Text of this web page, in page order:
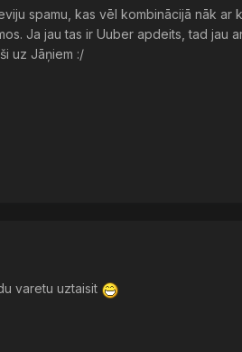
spamu, kas vēl kombinācijā nāk ar
Ja jau tas ir Uuber apdeits, tad jau
uz Jāņiem :/
varetu uztaisit